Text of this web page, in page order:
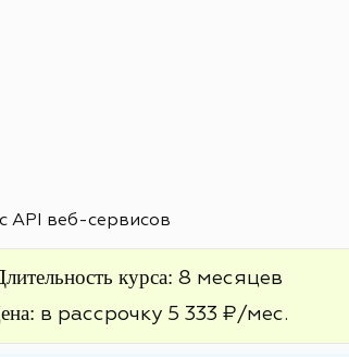
API веб-сервисов
курса: 8 месяцев
в рассрочку 5 333 ₽/мес.